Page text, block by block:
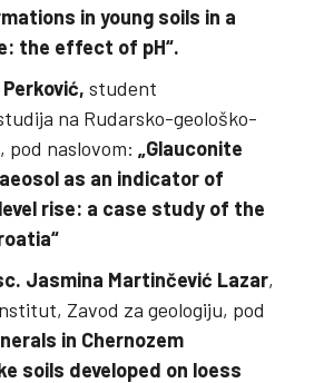
in young soils in a
the effect of pH“.
student
na Rudarsko-geološko-
naslovom: „Glauconite
as an indicator of
rise: a case study of the
Jasmina Martinčević Lazar,
Zavod za geologiju, pod
in Chernozem
soils developed on loess